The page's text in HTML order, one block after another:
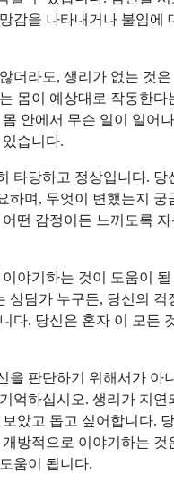
감을 나타내거나 불임에
더라도, 생리가 없는 것
몸이 예상대로 작동한다
안에서 무슨 일이 일어
습니다.
타당하고 정상입니다. 당
하며, 무엇이 변했는지 궁
떤 감정이든 느끼도록 자
야기하는 것이 도움이
상담가 누구든, 당신의 걱
다. 당신은 혼자 이 모든
을 판단하기 위해서가 아
억하십시오. 생리가 지연
았고 돕고 싶어합니다.
방적으로 이야기하는 것
움이 됩니다.